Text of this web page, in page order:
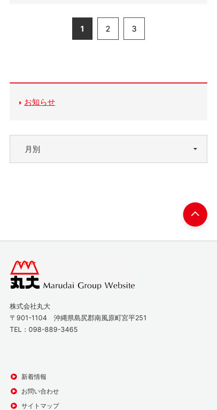
1 2 3
お知らせ
月別
株式会社丸大
〒901-1104 沖縄県島尻郡南風原町宮平251
TEL： 098-889-3465
新着情報
お問い合わせ
サイトマップ